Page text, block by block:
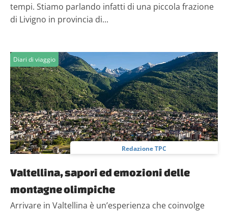
tempi. Stiamo parlando infatti di una piccola frazione
di Livigno in provincia di...
Diari di viaggio
Redazione TPC
Valtellina, sapori ed emozioni delle
montagne olimpiche
Arrivare in Valtellina è un’esperienza che coinvolge